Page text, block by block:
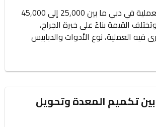
تتراوح تكلفة العملية في دبي ما بين 25,000 إلى 45,000
القيمة بناءً على خبرة الجراح،
فيه العملية، نوع الأدوات والدبابيس
تكميم المعدة وتحويل